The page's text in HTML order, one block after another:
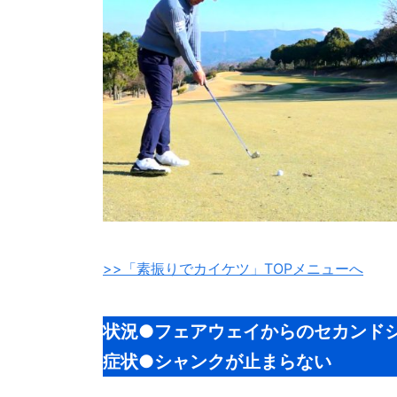
>>「素振りでカイケツ」TOPメニューへ
状況●フェアウェイからのセカンド
症状●シャンクが止まらない